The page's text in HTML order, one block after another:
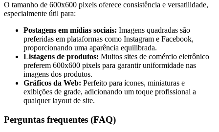
O tamanho de 600x600 pixels oferece consistência e versatilidade,
especialmente útil para:
Postagens em mídias sociais: Imagens quadradas são
preferidas em plataformas como Instagram e Facebook,
proporcionando uma aparência equilibrada.
Listagens de produtos: Muitos sites de comércio eletrônico
preferem 600x600 pixels para garantir uniformidade nas
imagens dos produtos.
Gráficos da Web: Perfeito para ícones, miniaturas e
exibições de grade, adicionando um toque profissional a
qualquer layout de site.
Perguntas frequentes (FAQ)